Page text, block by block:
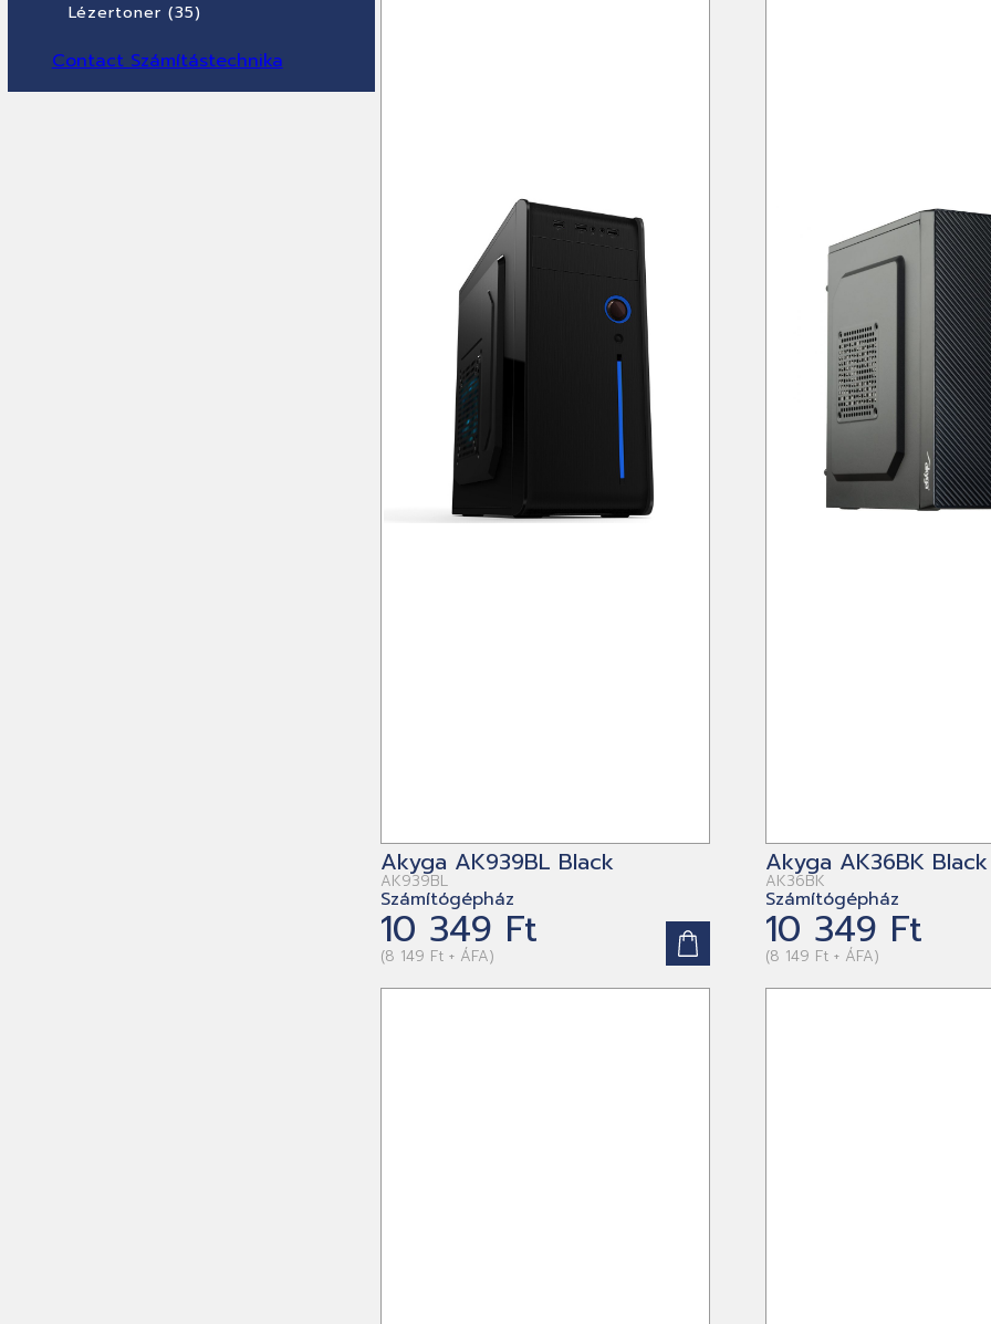
Lézertoner (35)
Contact Számítástechnika
Akyga AK939BL Black
AK939BL
Számítógépház
10 349 Ft
(8 149 Ft + ÁFA)
Akyga AK36BK Black
AK36BK
Számítógépház
10 349 Ft
(8 149 Ft + ÁFA)